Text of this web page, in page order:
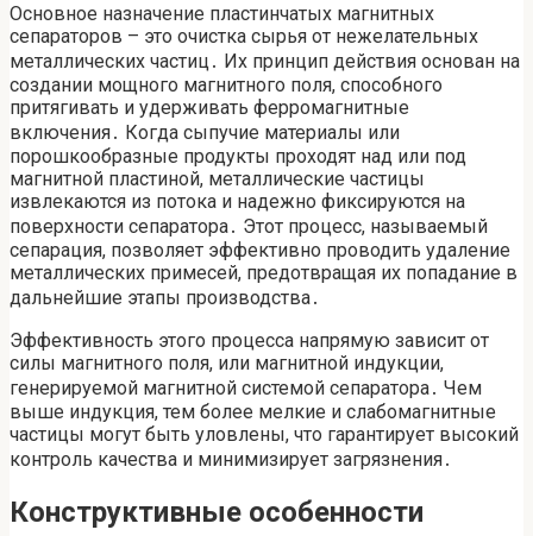
Основное назначение пластинчатых магнитных
сепараторов – это очистка сырья от нежелательных
металлических частиц․ Их принцип действия основан на
создании мощного магнитного поля, способного
притягивать и удерживать ферромагнитные
включения․ Когда сыпучие материалы или
порошкообразные продукты проходят над или под
магнитной пластиной, металлические частицы
извлекаются из потока и надежно фиксируются на
поверхности сепаратора․ Этот процесс, называемый
сепарация, позволяет эффективно проводить удаление
металлических примесей, предотвращая их попадание в
дальнейшие этапы производства․
Эффективность этого процесса напрямую зависит от
силы магнитного поля, или магнитной индукции,
генерируемой магнитной системой сепаратора․ Чем
выше индукция, тем более мелкие и слабомагнитные
частицы могут быть уловлены, что гарантирует высокий
контроль качества и минимизирует загрязнения․
Конструктивные особенности